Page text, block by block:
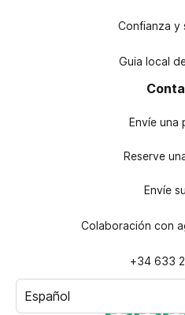
Confianza y
Guia local
Envíe una
Reserve
Envíe
Colaboración con
+34 633